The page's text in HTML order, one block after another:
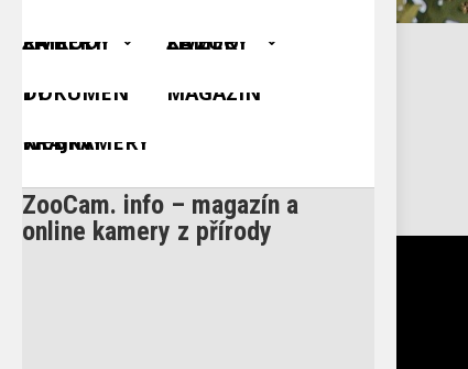
ŽIVÉ KAMERY Z PŘÍRODY
ŽIVÉ KAMERY ZE ZOO
DOKUMENTY
MAGAZÍN
WEBKAMERY KRAJINY
ZooCam. info – magazín a
online kamery z přírody